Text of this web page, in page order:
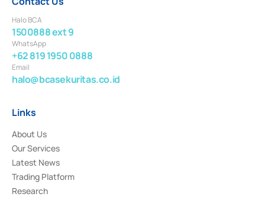
Halo BCA
1500888 ext 9
WhatsApp
+62 819 1950 0888
Email
halo@bcasekuritas.co.id
Links
About Us
Our Services
Latest News
Trading Platform
Research